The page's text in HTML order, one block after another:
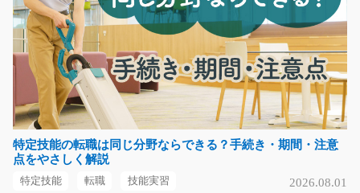
に入力するお仕事にな…
短期（3ヶ月以内）
時給1200円～
愛知県春日井市
気になる
クルマ部品の梱包と箱詰め/y11_00673
特定技能の転職は同じ分野ならできる？手続き・期間・注意
点をやさしく解説
特定技能 転職 技能実習 2026.08.01